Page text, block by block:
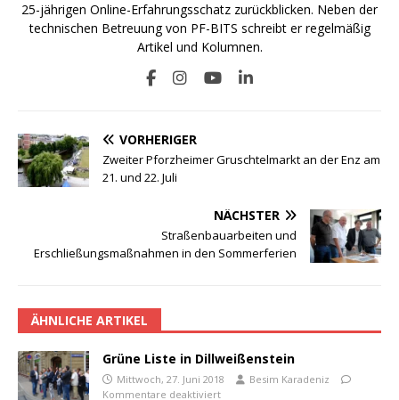
25-jährigen Online-Erfahrungsschatz zurückblicken. Neben der
technischen Betreuung von PF-BITS schreibt er regelmäßig
Artikel und Kolumnen.
VORHERIGER
Zweiter Pforzheimer Gruschtelmarkt an der Enz am
21. und 22. Juli
NÄCHSTER
Straßenbauarbeiten und
Erschließungsmaßnahmen in den Sommerferien
ÄHNLICHE ARTIKEL
Grüne Liste in Dillweißenstein
Mittwoch, 27. Juni 2018
Besim Karadeniz
Kommentare deaktiviert